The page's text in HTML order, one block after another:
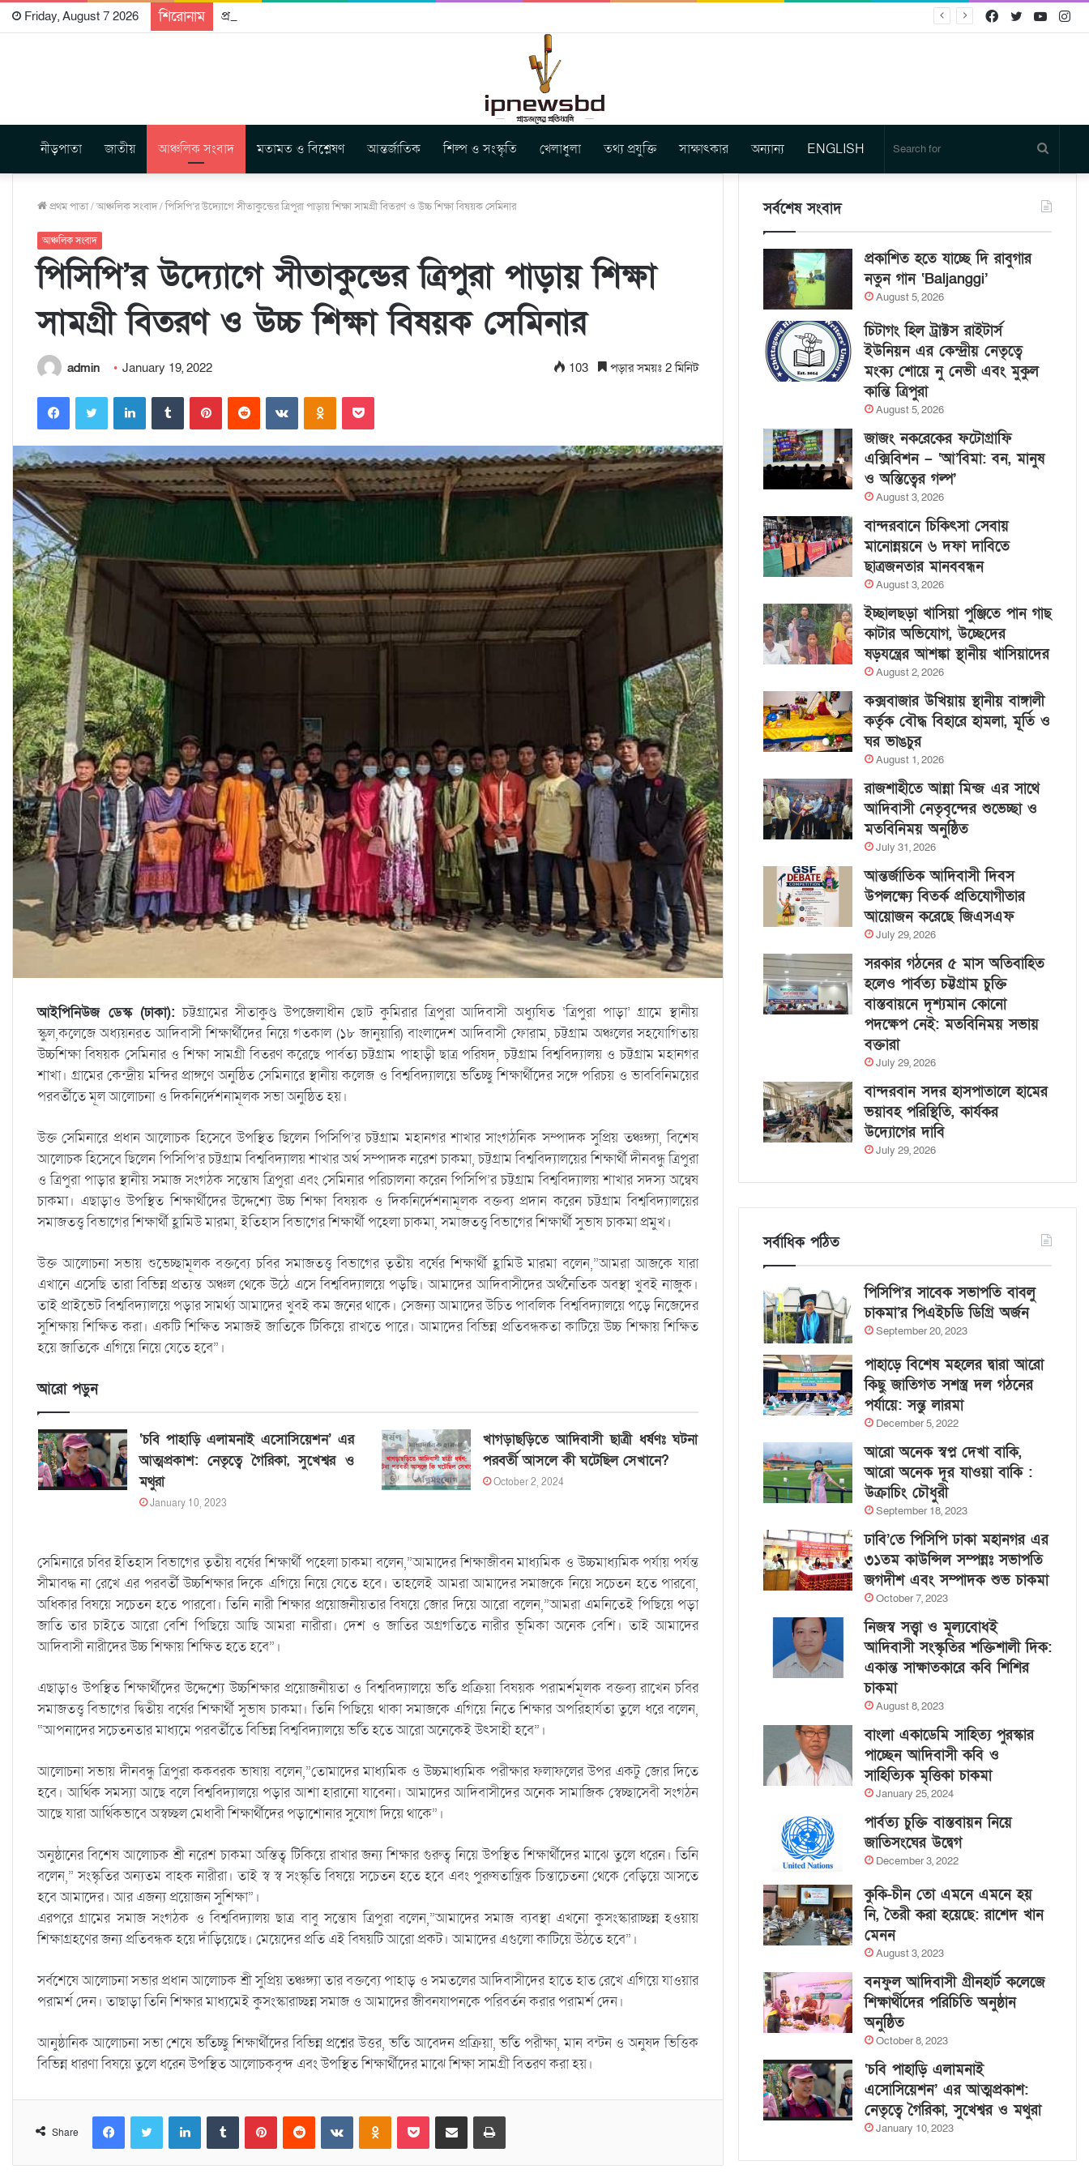
Friday, August 7 2026 শিরোনাম প্রকাশিত হতে যাচ্ছে দি রাবুগার নতুন গান ‘Baljanggi’ Twitter
Facebook
নীড়পাতা জাতীয় আঞ্চলিক সংবাদ মতামত ও বিশ্লেষণ আন্তর্জাতিক শিল্প ও সংস্কৃতি খেলাধুলা তথ্য প্রযুক্তি সাক্ষাৎকার অন্যান্য ENGLISH
for
প্রথম পাতা/আঞ্চলিক সংবাদ/পিসিপি’র উদ্যোগে সীতাকুন্ডের ত্রিপুরা পাড়ায় শিক্ষা সামগ্রী বিতরণ ও উচ্চ শিক্ষা বিষয়ক সেমিনার
আঞ্চলিক সংবাদ
পিসিপি’র উদ্যোগে সীতাকুন্ডের ত্রিপুরা পাড়ায় শিক্ষা
সামগ্রী বিতরণ ও উচ্চ শিক্ষা বিষয়ক সেমিনার
admin January 19, 2022 103 পড়ার সময়ঃ 2 মিনিট
আইপিনিউজ ডেস্ক (ঢাকা): চট্টগ্রামের সীতাকুণ্ড উপজেলাধীন ছোট কুমিরার ত্রিপুরা আদিবাসী অধ্যুষিত ‘ত্রিপুরা পাড়া’ গ্রামে স্থানীয়
স্কুল,কলেজে অধ্যয়নরত আদিবাসী শিক্ষার্থীদের নিয়ে গতকাল (১৮ জানুয়ারি) বাংলাদেশ আদিবাসী ফোরাম, চট্টগ্রাম অঞ্চলের সহযোগিতায়
উচ্চশিক্ষা বিষয়ক সেমিনার ও শিক্ষা সামগ্রী বিতরণ করেছে পার্বত্য চট্টগ্রাম পাহাড়ী ছাত্র পরিষদ, চট্টগ্রাম বিশ্ববিদ্যালয় ও চট্টগ্রাম মহানগর
শাখা। গ্রামের কেন্দ্রীয় মন্দির প্রাঙ্গণে অনুষ্ঠিত সেমিনারে স্থানীয় কলেজ ও বিশ্ববিদ্যালয়ে ভর্তিচ্ছু শিক্ষার্থীদের সঙ্গে পরিচয় ও ভাববিনিময়ের
পরবর্তীতে মূল আলোচনা ও দিকনির্দেশনামূলক সভা অনুষ্ঠিত হয়।
উক্ত সেমিনারে প্রধান আলোচক হিসেবে উপস্থিত ছিলেন পিসিপি’র চট্টগ্রাম মহানগর শাখার সাংগঠনিক সম্পাদক সুপ্রিয় তঞ্চঙ্গ্যা, বিশেষ
আলোচক হিসেবে ছিলেন পিসিপি’র চট্টগ্রাম বিশ্ববিদ্যালয় শাখার অর্থ সম্পাদক নরেশ চাকমা, চট্টগ্রাম বিশ্ববিদ্যালয়ের শিক্ষার্থী দীনবন্ধু ত্রিপুরা
ও ত্রিপুরা পাড়ার স্থানীয় সমাজ সংগঠক সন্তোষ ত্রিপুরা এবং সেমিনার পরিচালনা করেন পিসিপি’র চট্টগ্রাম বিশ্ববিদ্যালয় শাখার সদস্য অন্বেষ
চাকমা। এছাড়াও উপস্থিত শিক্ষার্থীদের উদ্দেশ্যে উচ্চ শিক্ষা বিষয়ক ও দিকনির্দেশনামূলক বক্তব্য প্রদান করেন চট্টগ্রাম বিশ্ববিদ্যালয়ের
সমাজতত্ত্ব বিভাগের শিক্ষার্থী হ্লামিউ মারমা, ইতিহাস বিভাগের শিক্ষার্থী পহেলা চাকমা, সমাজতত্ত্ব বিভাগের শিক্ষার্থী সুভাষ চাকমা প্রমুখ।
উক্ত আলোচনা সভায় শুভেচ্ছামূলক বক্তব্যে চবির সমাজতত্ত্ব বিভাগের তৃতীয় বর্ষের শিক্ষার্থী হ্লামিউ মারমা বলেন,”আমরা আজকে যারা
এখানে এসেছি তারা বিভিন্ন প্রত্যন্ত অঞ্চল থেকে উঠে এসে বিশ্ববিদ্যালয়ে পড়ছি। আমাদের আদিবাসীদের অর্থনৈতিক অবস্থা খুবই নাজুক।
তাই প্রাইভেট বিশ্ববিদ্যালয়ে পড়ার সামর্থ্য আমাদের খুবই কম জনের থাকে। সেজন্য আমাদের উচিত পাবলিক বিশ্ববিদ্যালয়ে পড়ে নিজেদের
সুশিক্ষায় শিক্ষিত করা। একটি শিক্ষিত সমাজই জাতিকে টিকিয়ে রাখতে পারে। আমাদের বিভিন্ন প্রতিবন্ধকতা কাটিয়ে উচ্চ শিক্ষায় শিক্ষিত
হয়ে জাতিকে এগিয়ে নিয়ে যেতে হবে”।
আরো পড়ুন
‘চবি পাহাড়ি এলামনাই এসোসিয়েশন’ এর
আত্মপ্রকাশ: নেতৃত্বে গৈরিকা, সুখেশ্বর ও
মথুরা
January 10, 2023
খাগড়াছড়িতে আদিবাসী ছাত্রী ধর্ষণঃ ঘটনা
পরবর্তী আসলে কী ঘটেছিল সেখানে?
October 2, 2024
সেমিনারে চবির ইতিহাস বিভাগের তৃতীয় বর্ষের শিক্ষার্থী পহেলা চাকমা বলেন,”আমাদের শিক্ষাজীবন মাধ্যমিক ও উচ্চমাধ্যমিক পর্যায় পর্যন্ত
সীমাবদ্ধ না রেখে এর পরবর্তী উচ্চশিক্ষার দিকে এগিয়ে নিয়ে যেতে হবে। তাহলেই আমরা আমাদের সমাজকে নিয়ে সচেতন হতে পারবো,
অধিকার বিষয়ে সচেতন হতে পারবো। তিনি নারী শিক্ষার প্রয়োজনীয়তার বিষয়ে জোর দিয়ে আরো বলেন,”আমরা এমনিতেই পিছিয়ে পড়া
জাতি তার চাইতে আরো বেশি পিছিয়ে আছি আমরা নারীরা। দেশ ও জাতির অগ্রগতিতে নারীর ভূমিকা অনেক বেশি। তাই আমাদের
আদিবাসী নারীদের উচ্চ শিক্ষায় শিক্ষিত হতে হবে”।
এছাড়াও উপস্থিত শিক্ষার্থীদের উদ্দেশ্যে উচ্চশিক্ষার প্রয়োজনীয়তা ও বিশ্ববিদ্যালয়ে ভর্তি প্রক্রিয়া বিষয়ক পরামর্শমূলক বক্তব্য রাখেন চবির
সমাজতত্ত্ব বিভাগের দ্বিতীয় বর্ষের শিক্ষার্থী সুভাষ চাকমা। তিনি পিছিয়ে থাকা সমাজকে এগিয়ে নিতে শিক্ষার অপরিহার্যতা তুলে ধরে বলেন,
“আপনাদের সচেতনতার মাধ্যমে পরবর্তীতে বিভিন্ন বিশ্ববিদ্যালয়ে ভর্তি হতে আরো অনেকেই উৎসাহী হবে”।
আলোচনা সভায় দীনবন্ধু ত্রিপুরা ককবরক ভাষায় বলেন,”তোমাদের মাধ্যমিক ও উচ্চমাধ্যমিক পরীক্ষার ফলাফলের উপর একটু জোর দিতে
হবে। আর্থিক সমস্যা আছে বলে বিশ্ববিদ্যালয়ে পড়ার আশা হারানো যাবেনা। আমাদের আদিবাসীদের অনেক সামাজিক স্বেচ্ছাসেবী সংগঠন
আছে যারা আর্থিকভাবে অস্বচ্ছল মেধাবী শিক্ষার্থীদের পড়াশোনার সুযোগ দিয়ে থাকে”।
অনুষ্ঠানের বিশেষ আলোচক শ্রী নরেশ চাকমা অস্তিত্ব টিকিয়ে রাখার জন্য শিক্ষার গুরুত্ব নিয়ে উপস্থিত শিক্ষার্থীদের মাঝে তুলে ধরেন। তিনি
বলেন,” সংস্কৃতির অন্যতম বাহক নারীরা। তাই স্ব স্ব সংস্কৃতি বিষয়ে সচেতন হতে হবে এবং পুরুষতান্ত্রিক চিন্তাচেতনা থেকে বেড়িয়ে আসতে
হবে আমাদের। আর এজন্য প্রয়োজন সুশিক্ষা”।
এরপরে গ্রামের সমাজ সংগঠক ও বিশ্ববিদ্যালয় ছাত্র বাবু সন্তোষ ত্রিপুরা বলেন,”আমাদের সমাজ ব্যবস্থা এখনো কুসংস্কারাচ্ছন্ন হওয়ায়
শিক্ষাগ্রহণের জন্য প্রতিবন্ধক হয়ে দাঁড়িয়েছে। মেয়েদের প্রতি এই বিষয়টি আরো প্রকট। আমাদের এগুলো কাটিয়ে উঠতে হবে”।
সর্বশেষে আলোচনা সভার প্রধান আলোচক শ্রী সুপ্রিয় তঞ্চঙ্গ্যা তার বক্তব্যে পাহাড় ও সমতলের আদিবাসীদের হাতে হাত রেখে এগিয়ে যাওয়ার
পরামর্শ দেন। তাছাড়া তিনি শিক্ষার মাধ্যমেই কুসংস্কারাচ্ছন্ন সমাজ ও আমাদের জীবনযাপনকে পরিবর্তন করার পরামর্শ দেন।
আনুষ্ঠানিক আলোচনা সভা শেষে ভর্তিচ্ছু শিক্ষার্থীদের বিভিন্ন প্রশ্নের উত্তর, ভর্তি আবেদন প্রক্রিয়া, ভর্তি পরীক্ষা, মান বন্টন ও অনুষদ ভিত্তিক
বিভিন্ন ধারণা বিষয়ে তুলে ধরেন উপস্থিত আলোচকবৃন্দ এবং উপস্থিত শিক্ষার্থীদের মাঝে শিক্ষা সামগ্রী বিতরণ করা হয়।
Share
সর্বশেষ সংবাদ
প্রকাশিত হতে যাচ্ছে দি রাবুগার
নতুন গান ‘Baljanggi’
August 5, 2026
চিটাগং হিল ট্রাক্টস রাইটার্স
ইউনিয়ন এর কেন্দ্রীয় নেতৃত্বে
মংক্য শোয়ে নু নেভী এবং মুকুল
কান্তি ত্রিপুরা
August 5, 2026
জাজং নকরেকের ফটোগ্রাফি
এক্সিবিশন – ‘আ’বিমা: বন, মানুষ
ও অস্তিত্বের গল্প’
August 3, 2026
বান্দরবানে চিকিৎসা সেবায়
মানোন্নয়নে ৬ দফা দাবিতে
ছাত্রজনতার মানববন্ধন
August 3, 2026
ইচ্ছালছড়া খাসিয়া পুঞ্জিতে পান গাছ
কাটার অভিযোগ, উচ্ছেদের
ষড়যন্ত্রের আশঙ্কা স্থানীয় খাসিয়াদের
August 2, 2026
কক্সবাজার উখিয়ায় স্থানীয় বাঙ্গালী
কর্তৃক বৌদ্ধ বিহারে হামলা, মূর্তি ও
ঘর ভাঙচুর
August 1, 2026
রাজশাহীতে আন্না মিন্জ এর সাথে
আদিবাসী নেতৃবৃন্দের শুভেচ্ছা ও
মতবিনিময় অনুষ্ঠিত
July 31, 2026
আন্তর্জাতিক আদিবাসী দিবস
উপলক্ষ্যে বিতর্ক প্রতিযোগীতার
আয়োজন করেছে জিএসএফ
July 29, 2026
সরকার গঠনের ৫ মাস অতিবাহিত
হলেও পার্বত্য চট্টগ্রাম চুক্তি
বাস্তবায়নে দৃশ্যমান কোনো
পদক্ষেপ নেই: মতবিনিময় সভায়
বক্তারা
July 29, 2026
বান্দরবান সদর হাসপাতালে হামের
ভয়াবহ পরিস্থিতি, কার্যকর
উদ্যোগের দাবি
July 29, 2026
সর্বাধিক পঠিত
পিসিপি’র সাবেক সভাপতি বাবলু
চাকমা’র পিএইচডি ডিগ্রি অর্জন
September 20, 2023
পাহাড়ে বিশেষ মহলের দ্বারা আরো
কিছু জাতিগত সশস্ত্র দল গঠনের
পর্যায়ে: সন্তু লারমা
December 5, 2022
আরো অনেক স্বপ্ন দেখা বাকি,
আরো অনেক দূর যাওয়া বাকি :
উক্রাচিং চৌধুরী
September 18, 2023
ঢাবি’তে পিসিপি ঢাকা মহানগর এর
৩১তম কাউন্সিল সম্পন্নঃ সভাপতি
জগদীশ এবং সম্পাদক শুভ চাকমা
October 7, 2023
নিজস্ব সত্ত্বা ও মূল্যবোধই
আদিবাসী সংস্কৃতির শক্তিশালী দিক:
একান্ত সাক্ষাতকারে কবি শিশির
চাকমা
August 8, 2023
বাংলা একাডেমি সাহিত্য পুরস্কার
পাচ্ছেন আদিবাসী কবি ও
সাহিত্যিক মৃত্তিকা চাকমা
January 25, 2024
পার্বত্য চুক্তি বাস্তবায়ন নিয়ে
জাতিসংঘের উদ্বেগ
December 3, 2022
কুকি-চীন তো এমনে এমনে হয়
নি, তৈরী করা হয়েছে: রাশেদ খান
মেনন
August 3, 2023
বনফুল আদিবাসী গ্রীনহার্ট কলেজে
শিক্ষার্থীদের পরিচিতি অনুষ্ঠান
অনুষ্ঠিত
October 8, 2023
‘চবি পাহাড়ি এলামনাই
এসোসিয়েশন’ এর আত্মপ্রকাশ:
নেতৃত্বে গৈরিকা, সুখেশ্বর ও মথুরা
January 10, 2023